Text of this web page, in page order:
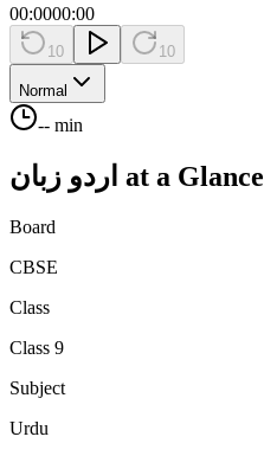
00:0000:00
10 10
Normal
-- min
اردو زبان at a Glance
Board
CBSE
Class
Class 9
Subject
Urdu